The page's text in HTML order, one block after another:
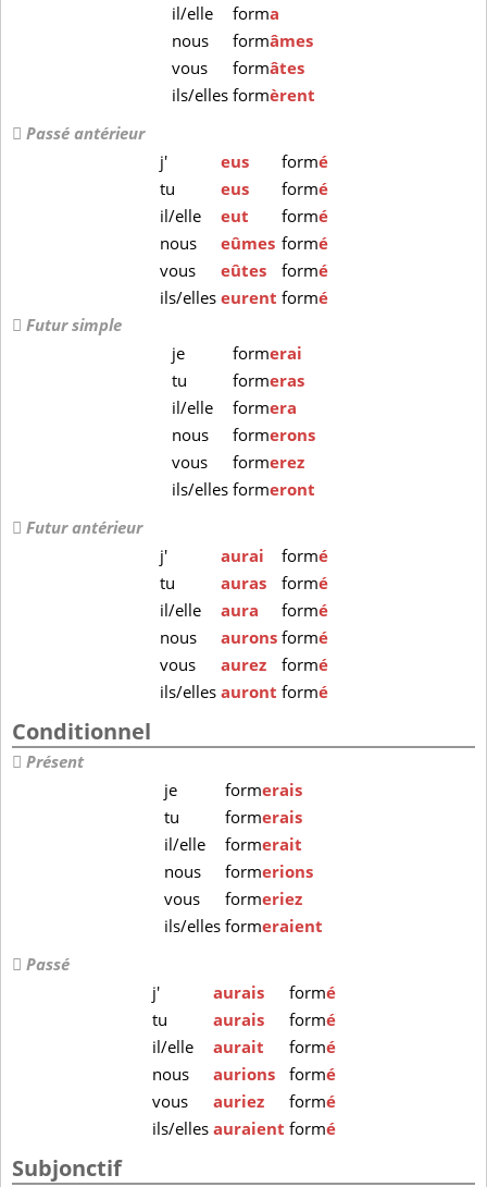
il/elle
forma
nous
formâmes
vous
formâtes
ils/ellesformèrent
Passé antérieur
j'
eus formé
tu
eus formé
il/elle
eut formé
nous
eûmes formé
vous
eûtes formé
ils/elles eurent formé
Futur simple
je
formerai
tu
formeras
il/elle
formera
nous
formerons
vous
formerez
ils/ellesformeront
Futur antérieur
j'
aurai formé
tu
auras formé
il/elle
aura formé
nous
aurons formé
vous
aurez formé
ils/elles auront formé
Conditionnel
Présent
je
formerais
tu
formerais
il/elle
formerait
nous
formerions
vous
formeriez
ils/ellesformeraient
Passé
j'
aurais formé
tu
aurais formé
il/elle
aurait formé
nous
aurions formé
vous
auriez formé
ils/elles auraient formé
Subjonctif